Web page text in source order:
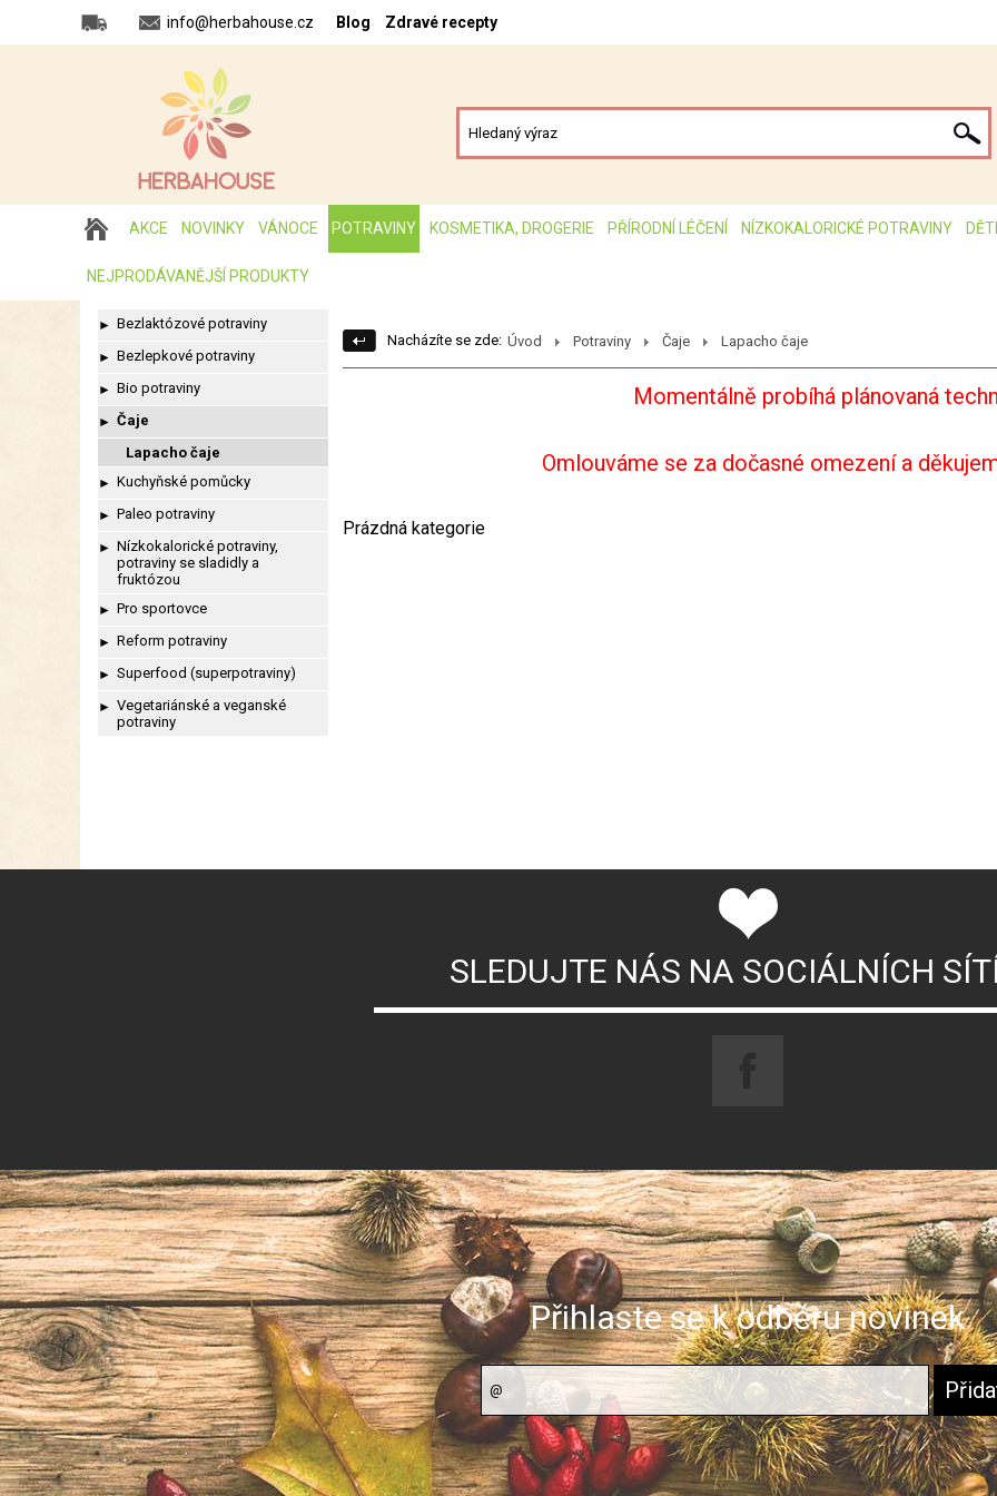
info@herbahouse.cz Blog Zdravé recepty
AKCE NOVINKY VÁNOCE POTRAVINY KOSMETIKA, DROGERIE PŘÍRODNÍ LÉČENÍ NÍZKOKALORICKÉ POTRAVINY
NEJPRODÁVANĚJŠÍ PRODUKTY
► Bezlaktózové potraviny
► Bezlepkové potraviny
► Bio potraviny
► Čaje
Lapacho čaje
► Kuchyňské pomůcky
► Paleo potraviny
► Nízkokalorické potraviny,
potraviny se sladidly a
fruktózou
► Pro sportovce
► Reform potraviny
► Superfood (superpotraviny)
► Vegetariánské a veganské
potraviny
Nacházíte se zde: Úvod Potraviny Čaje Lapacho čaje
Momentálně probíhá plánovaná
Omlouváme se za dočasné omezení a
Prázdná kategorie
SLEDUJTE NÁS NA SOCIÁLNÍCH
Přihlaste se k odběru novinek